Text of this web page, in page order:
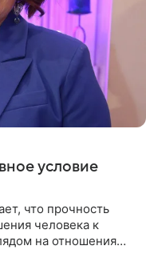
условие
что прочность
человека к
на отношения